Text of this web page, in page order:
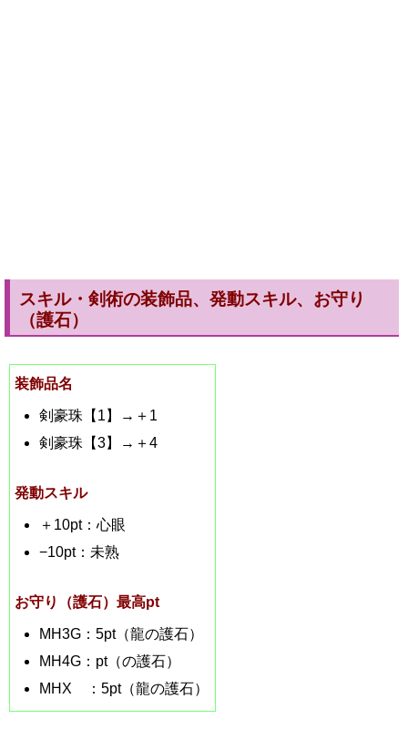
スキル・剣術の装飾品、発動スキル、お守り
（護石）
装飾品名
剣豪珠【1】→＋1
剣豪珠【3】→＋4
発動スキル
＋10pt：心眼
−10pt：未熟
お守り（護石）最高pt
MH3G：5pt（龍の護石）
MH4G：pt（の護石）
MHX ：5pt（龍の護石）